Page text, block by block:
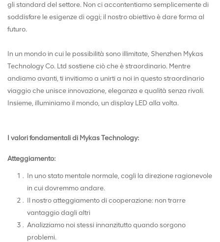
gli standard del settore. Non ci accontentiamo semplicemente di
soddisfare le esigenze di oggi; il nostro obiettivo è dare forma al
futuro.
In un mondo in cui le possibilità sono illimitate, Shenzhen Mykas
Technology Co. Ltd sostiene ciò che è straordinario. Mentre
andiamo avanti, ti invitiamo a unirti a noi in questo straordinario
viaggio che unisce innovazione, eleganza e qualità senza rivali.
Insieme, illuminiamo il mondo, un display LED alla volta.
I valori fondamentali di Mykas Technology:
Atteggiamento:
In uno stato mentale normale, cogli la direzione ragionevole
in cui dovremmo andare.
Il nostro atteggiamento di cooperazione: non trarre
vantaggio dagli altri
Analizziamo noi stessi innanzitutto quando sorgono
problemi.